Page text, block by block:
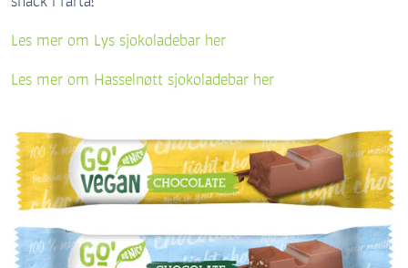
Les mer om Lys sjokoladebar her
Les mer om Hasselnøtt sjokoladebar her